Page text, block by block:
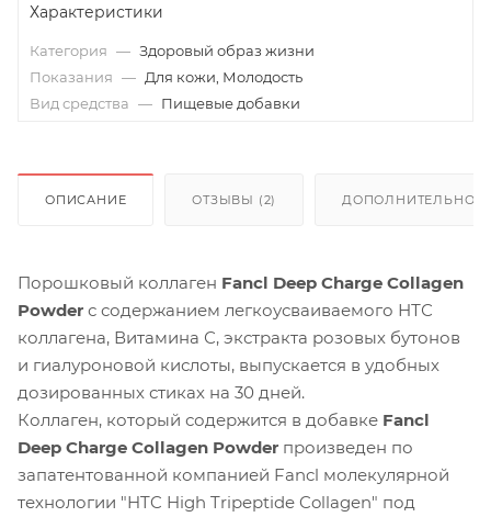
Характеристики
Категория — Здоровый образ жизни
Показания — Для кожи, Молодость
Вид средства — Пищевые добавки
ОПИСАНИЕ ОТЗЫВЫ (2) ДОПОЛНИТЕЛЬНО
Порошковый коллаген Fancl Deep Charge Collagen
Powder с содержанием легкоусваиваемого НТС
коллагена, Витамина С, экстракта розовых бутонов
и гиалуроновой кислоты, выпускается в удобных
дозированных стиках на 30 дней.
Коллаген, который содержится в добавке Fancl
Deep Charge Collagen Powder произведен по
запатентованной компанией Fancl молекулярной
технологии "HTC High Tripeptide Collagen" под